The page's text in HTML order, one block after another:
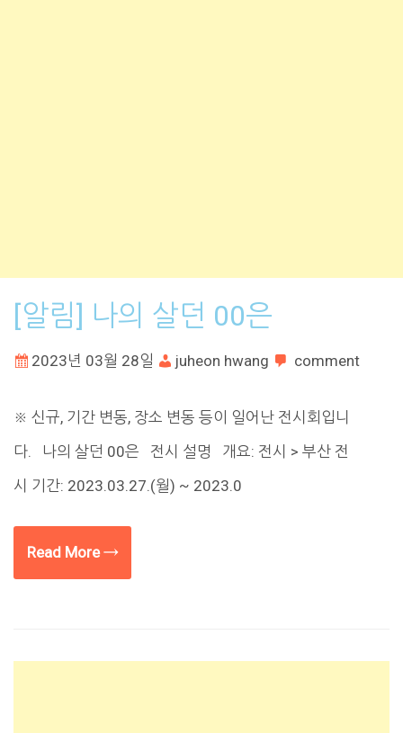
[알림] 나의 살던 00은
2023년 03월 28일 juheon hwang comment
※ 신규, 기간 변동, 장소 변동 등이 일어난 전시회입니
다. 나의 살던 00은 전시 설명 개요: 전시 > 부산 전
시 기간: 2023.03.27.(월) ~ 2023.0
Read More →